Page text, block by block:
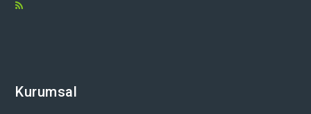
Kurumsal